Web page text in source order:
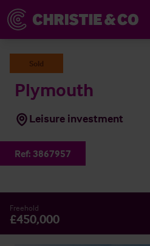
Sold
Plymouth
Leisure investment
Ref: 3867957
Freehold
£450,000